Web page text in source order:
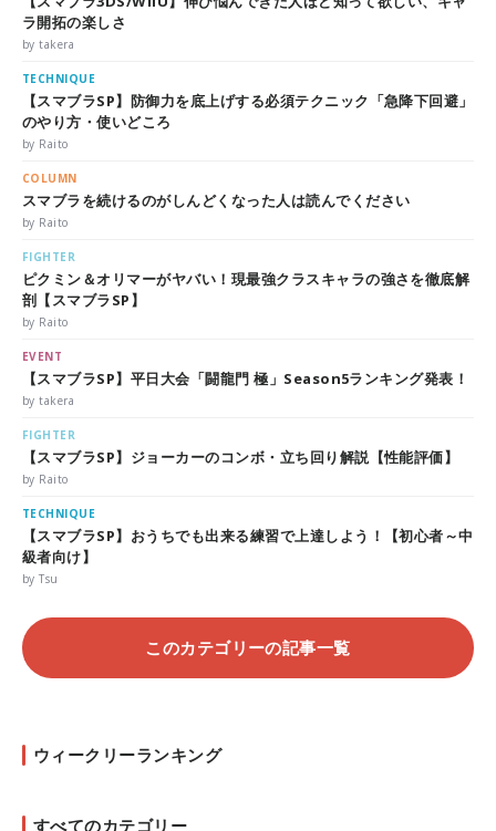
ラ開拓の楽しさ
by takera
TECHNIQUE
【スマブラSP】防御力を底上げする必須テクニック「急降下回避」
のやり方・使いどころ
by Raito
COLUMN
スマブラを続けるのがしんどくなった人は読んでください
by Raito
FIGHTER
ピクミン＆オリマーがヤバい！現最強クラスキャラの強さを徹底解
剖【スマブラSP】
by Raito
EVENT
【スマブラSP】平日大会「闘龍門 極」Season5ランキング発表！
by takera
FIGHTER
【スマブラSP】ジョーカーのコンボ・立ち回り解説【性能評価】
by Raito
TECHNIQUE
【スマブラSP】おうちでも出来る練習で上達しよう！【初心者～中
級者向け】
by Tsu
このカテゴリーの記事一覧
ウィークリーランキング
すべてのカテゴリー